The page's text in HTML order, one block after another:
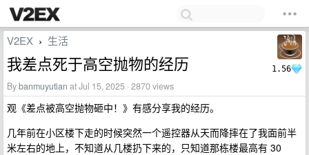
1.56
V2EX › 生活
我差点死于高空抛物的经历
Bybanmuyutian at Jul 15, 2025 · 2870 views
观《差点被高空抛物砸中！》有感分享我的经历。
几年前在小区楼下走的时候突然一个遥控器从天而降摔在了我面前半
米左右的地上，不知道从几楼扔下来的，只知道那栋楼最高有 30